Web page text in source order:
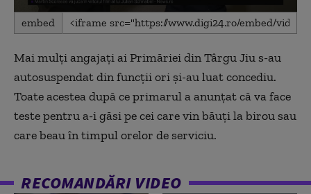
0
seconds
minutes,
seconds
embed
Mai mulți angajați ai Primăriei din Târgu Jiu s-au
autosuspendat din funcții ori și-au luat concediu.
Toate acestea după ce primarul a anunțat că va face
teste pentru a-i găsi pe cei care vin băuți la birou sau
care beau în timpul orelor de serviciu.
RECOMANDĂRI VIDEO